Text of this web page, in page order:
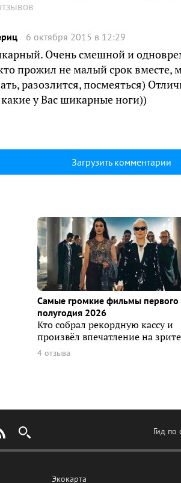
6 октября 2015 в 12:29
Очень смешной и
прожил не малый срок вместе,
разозлится, посмеяться)
у Вас шикарные ноги))
Загрузить комментарии
Самые громкие фильмы первого
полугодия 2026
Кто собрал рекордную кассу и
произвёл впечатление на
4 отзыва
Гид по
Экокарта